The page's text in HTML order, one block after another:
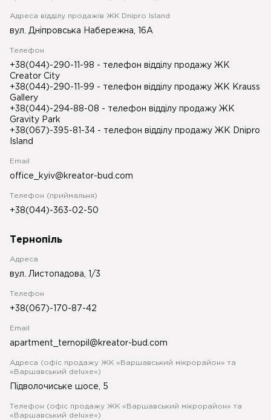
Адреса відділу продажів ЖК Dnipro Island
вул. Дніпровська Набережна, 16А
Телефон
+38(044)-290-11-98 - телефон відділу продажу ЖК
Creator City
+38(044)-290-11-99 - телефон відділу продажу ЖК Krauss
Gallery
+38(044)-294-88-08 - телефон відділу продажу ЖК
Gravity Park
+38(067)-395-81-34 - телефон відділу продажу ЖК Dnipro
Island
Email
office_kyiv@kreator-bud.com
Телефон (приймальня)
+38(044)-363-02-50
Тернопіль
Адреса
вул. Листопадова, 1/3
Телефон
+38(067)-170-87-42
Email
apartment_ternopil@kreator-bud.com
Адреса (офіс продажу ЖК «Варшавський мікрорайон» та
«Варшавський deluxe»)
Підволочиське шосе, 5
Телефон (офіс продажу ЖК «Варшавський мікрорайон» та
«Варшавський deluxe»)